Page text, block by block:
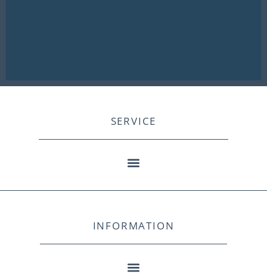
SERVICE
INFORMATION